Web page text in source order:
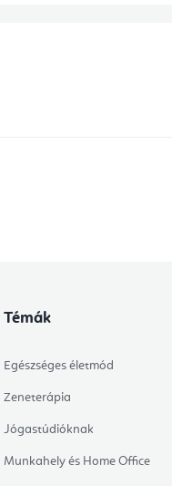
Témák
Egészséges életmód
Zeneterápia
Jógastúdióknak
Munkahely és Home Office